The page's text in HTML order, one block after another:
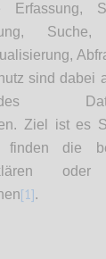
Erfassung,
Suche,
sind dabei
Ziel ist es
die
oder
[1].